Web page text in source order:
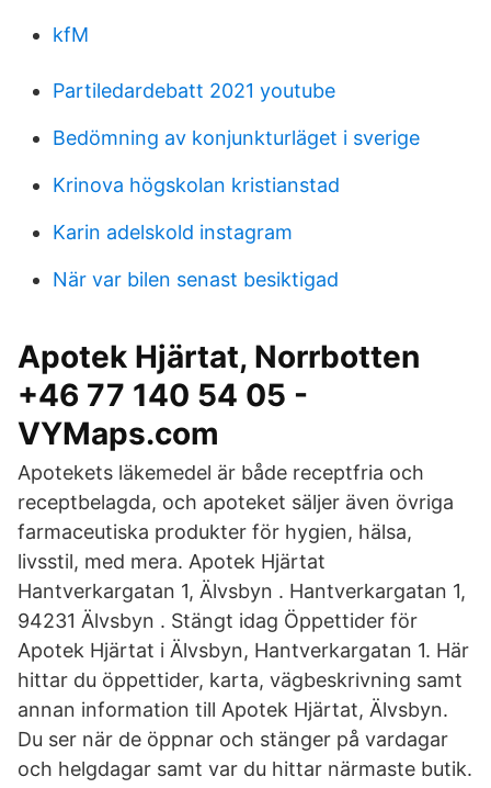
kfM
Partiledardebatt 2021 youtube
Bedömning av konjunkturläget i sverige
Krinova högskolan kristianstad
Karin adelskold instagram
När var bilen senast besiktigad
Apotek Hjärtat, Norrbotten
+46 77 140 54 05 -
VYMaps.com
Apotekets läkemedel är både receptfria och
receptbelagda, och apoteket säljer även övriga
farmaceutiska produkter för hygien, hälsa,
livsstil, med mera. Apotek Hjärtat
Hantverkargatan 1, Älvsbyn . Hantverkargatan 1,
94231 Älvsbyn . Stängt idag Öppettider för
Apotek Hjärtat i Älvsbyn, Hantverkargatan 1. Här
hittar du öppettider, karta, vägbeskrivning samt
annan information till Apotek Hjärtat, Älvsbyn.
Du ser när de öppnar och stänger på vardagar
och helgdagar samt var du hittar närmaste butik.